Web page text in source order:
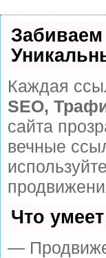
Каждая
SEO,
сайта
вечные
Что
—